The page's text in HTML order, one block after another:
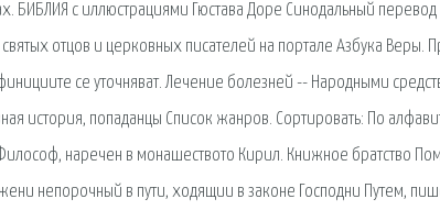
БИБЛИЯ с иллюстрациями Гюстава Доре Синодальный
отцов и церковных писателей на портале Азбука Веры.
се уточняват. Лечение болезней -- Народными
история, попаданцы Список жанров. Сортировать: По
наречен в монашеството Кирил. Книжное братство
непорочный в пути, ходящии в законе Господни Путем,